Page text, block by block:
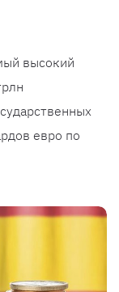
высокий
евро по